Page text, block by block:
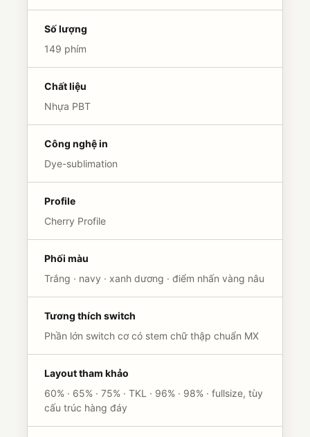
Số lượng
149 phím
Chất liệu
Nhựa PBT
Công nghệ in
Dye-sublimation
Profile
Cherry Profile
Phối màu
Trắng · navy · xanh dương · điểm nhấn vàng nâu
Tương thích switch
Phần lớn switch cơ có stem chữ thập chuẩn MX
Layout tham khảo
60% · 65% · 75% · TKL · 96% · 98% · fullsize, tùy
cấu trúc hàng đáy